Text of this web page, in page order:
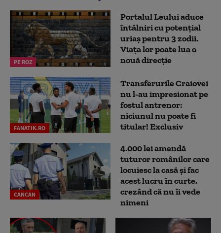
PE ROZ
Portalul Leului aduce
întâlniri cu potențial
uriaș pentru 3 zodii.
Viața lor poate lua o
nouă direcție
FANATIK.RO
Transferurile Craiovei
nu l-au impresionat pe
fostul antrenor:
niciunul nu poate fi
titular! Exclusiv
CANCAN
4.000 lei amendă
tuturor românilor care
locuiesc la casă și fac
acest lucru în curte,
crezând că nu îi vede
nimeni